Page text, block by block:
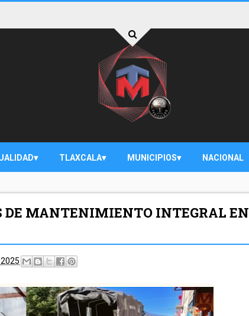
TLAXCALA MUNICIPIOS NACIONAL
DE MANTENIMIENTO INTEGRAL EN